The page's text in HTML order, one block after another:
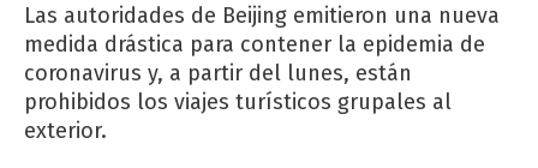
Las autoridades de Beijing emitieron una nueva
medida drástica para contener la epidemia de
coronavirus y, a partir del lunes, están
prohibidos los viajes turísticos grupales al
exterior.